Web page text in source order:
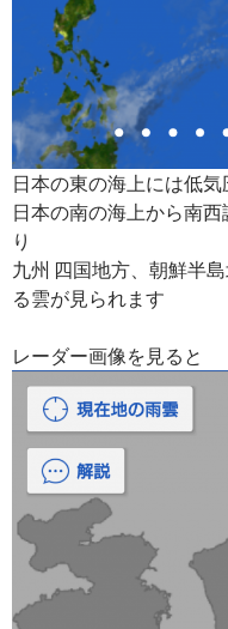
日本の東の海上には低
日本の南の海上から南
り
九州 四国地方、朝鮮半
る雲が見られます
レーダー画像を見ると